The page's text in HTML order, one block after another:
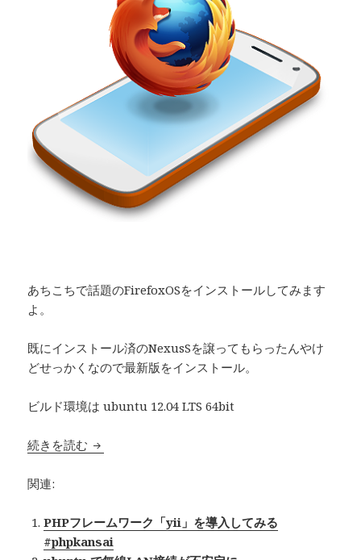
あちこちで話題のFirefoxOSをインストールしてみます
よ。
既にインストール済のNexusSを譲ってもらったんやけ
どせっかくなので最新版をインストール。
ビルド環境は ubuntu 12.04 LTS 64bit
続きを読む FirefoxOS を NexusS にインストール
関連:
PHPフレームワーク「yii」を導入してみる
#phpkansai